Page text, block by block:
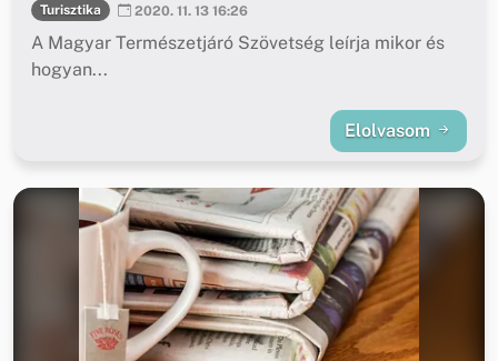
Turisztika 2020. 11. 13 16:26
A Magyar Természetjáró Szövetség leírja mikor és
hogyan...
Elolvasom